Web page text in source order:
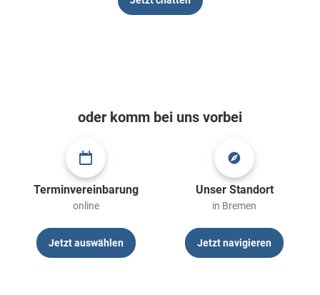
oder komm bei uns vorbei
Terminvereinbarung
online
Jetzt auswählen
Unser Standort
in Bremen
Jetzt navigieren